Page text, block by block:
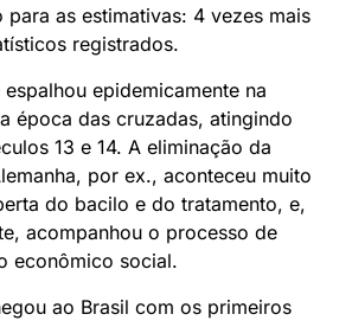
as estimativas: 4 vezes mais
registrados.
espalhou epidemicamente na
época das cruzadas, atingindo
13 e 14. A eliminação da
por ex., aconteceu muito
do bacilo e do tratamento, e,
acompanhou o processo de
econômico social.
ao Brasil com os primeiros